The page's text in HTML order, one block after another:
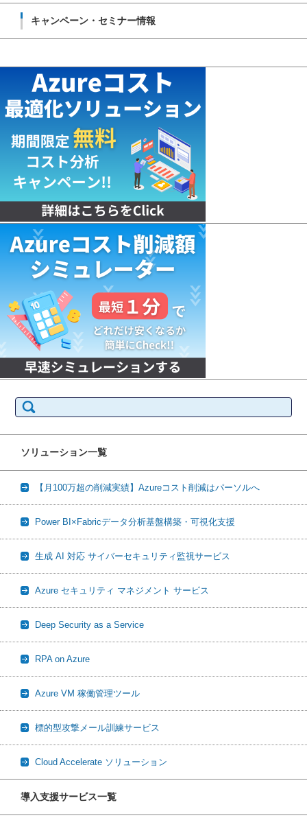
キャンペーン・セミナー情報
索:
ソリューション一覧
【月100万超の削減実績】Azureコスト削減はパーソルへ
Power BI×Fabricデータ分析基盤構築・可視化支援
生成 AI 対応 サイバーセキュリティ監視サービス
Azure セキュリティ マネジメント サービス
Deep Security as a Service
RPA on Azure
Azure VM 稼働管理ツール
標的型攻撃メール訓練サービス
Cloud Accelerate ソリューション
導入支援サービス一覧